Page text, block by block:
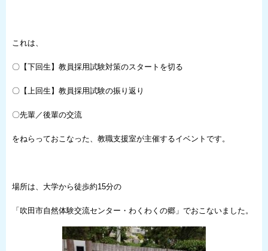
これは、
〇【下回生】教員採用試験対策のスタートを切る
〇【上回生】教員採用試験の振り返り
〇先輩／後輩の交流
をねらっておこなった、教職支援室が主催するイベントです。
場所は、大学から徒歩約15分の
「吹田市自然体験交流センター・わくわくの郷」でおこないました。